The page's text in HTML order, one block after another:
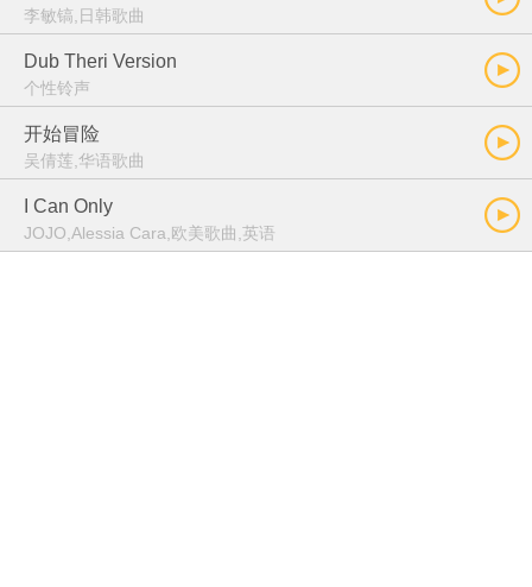
李敏镐,日韩歌曲
Dub Theri Version
个性铃声
开始冒险
吴倩莲,华语歌曲
I Can Only
JOJO,Alessia Cara,欧美歌曲,英语